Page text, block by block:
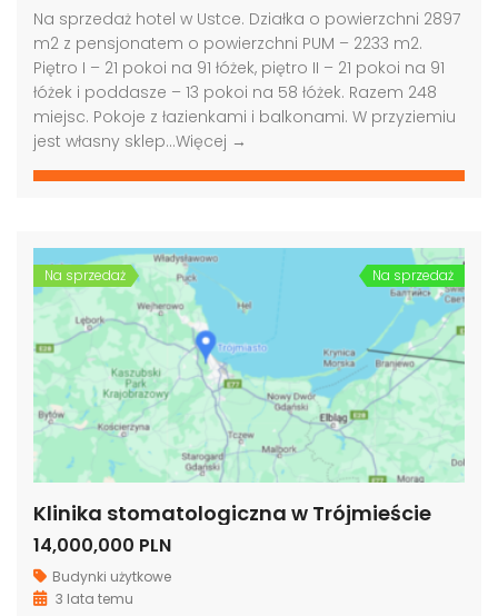
Na sprzedaż hotel w Ustce. Działka o powierzchni 2897
m2 z pensjonatem o powierzchni PUM – 2233 m2.
Piętro I – 21 pokoi na 91 łóżek, piętro II – 21 pokoi na 91
łóżek i poddasze – 13 pokoi na 58 łóżek. Razem 248
miejsc. Pokoje z łazienkami i balkonami. W przyziemiu
jest własny sklep…Więcej →
Na sprzedaż Na sprzedaż
Klinika stomatologiczna w Trójmieście
14,000,000 PLN
Budynki użytkowe
3 lata temu